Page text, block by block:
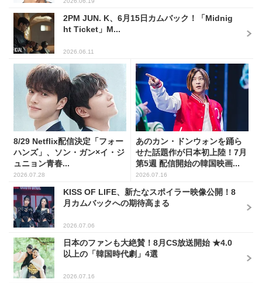
2PM JUN. K、6月15日カムバック！「Midnig
ht Ticket」M...
2026.06.11
8/29 Netflix配信決定「フォー
ハンズ」、ソン・ガン×イ・ジ
ュニョン青春...
2026.07.28
あのカン・ドンウォンを踊ら
せた話題作が日本初上陸！7月
第5週 配信開始の韓国映画...
2026.07.16
KISS OF LIFE、新たなスポイラー映像公開！8
月カムバックへの期待高まる
2026.07.06
日本のファンも大絶賛！8月CS放送開始 ★4.0
以上の「韓国時代劇」4選
2026.07.16